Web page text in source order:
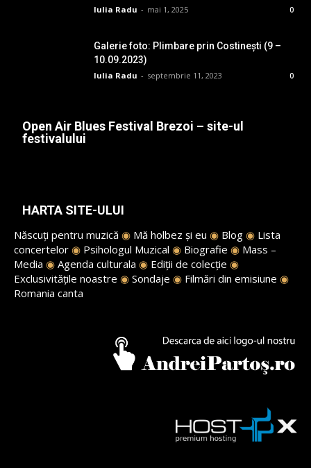
Iulia Radu - mai 1, 2025 0
Galerie foto: Plimbare prin Costinești (9 –
10.09.2023)
Iulia Radu - septembrie 11, 2023 0
Open Air Blues Festival Brezoi – site-ul
festivalului
HARTA SITE-ULUI
Născuți pentru muzică ◉ Mă holbez și eu ◉ Blog ◉ Lista
concertelor ◉ Psihologul Muzical ◉ Biografie ◉ Mass –
Media ◉ Agenda culturala ◉ Ediții de colecție ◉
Exclusivitățile noastre ◉ Sondaje ◉ Filmări din emisiune ◉
Romania canta